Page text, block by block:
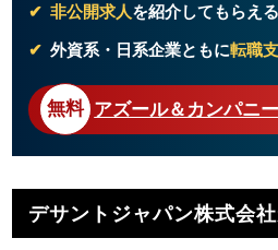
非公開求人を紹介してもらえる
外資系・日系企業ともに転職
アズール＆カンパニ
デサントジャパン株式会